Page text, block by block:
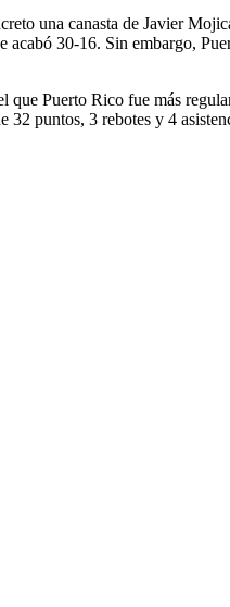
una canasta de Javier
30-16. Sin embargo,
Puerto Rico fue más
32 puntos, 3 rebotes y 4